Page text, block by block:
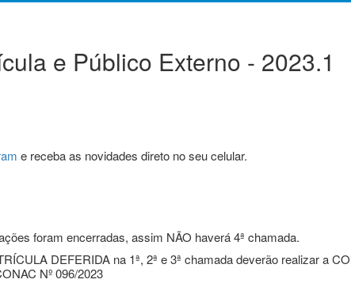
e Público Externo - 2023.1
e receba as novidades direto no seu celular.
foram encerradas, assim NÃO haverá 4ª chamada.
DEFERIDA na 1ª, 2ª e 3ª chamada deverão realizar a
Nº 096/2023